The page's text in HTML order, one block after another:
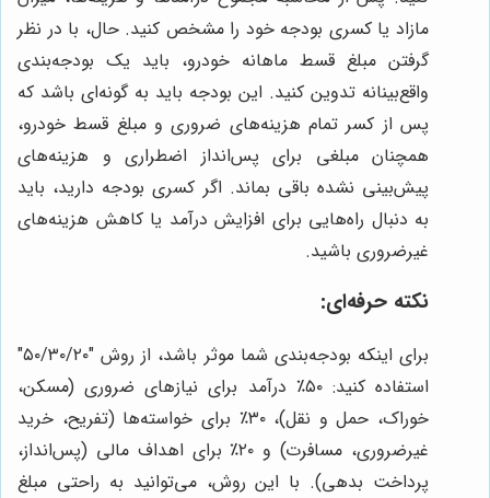
مازاد یا کسری بودجه خود را مشخص کنید. حال، با در نظر
گرفتن مبلغ قسط ماهانه خودرو، باید یک بودجه‌بندی
واقع‌بینانه تدوین کنید. این بودجه باید به گونه‌ای باشد که
پس از کسر تمام هزینه‌های ضروری و مبلغ قسط خودرو،
همچنان مبلغی برای پس‌انداز اضطراری و هزینه‌های
پیش‌بینی نشده باقی بماند. اگر کسری بودجه دارید، باید
به دنبال راه‌هایی برای افزایش درآمد یا کاهش هزینه‌های
غیرضروری باشید.
نکته حرفه‌ای:
برای اینکه بودجه‌بندی شما موثر باشد، از روش "۵۰/۳۰/۲۰"
استفاده کنید: ۵۰٪ درآمد برای نیازهای ضروری (مسکن،
خوراک، حمل و نقل)، ۳۰٪ برای خواسته‌ها (تفریح، خرید
غیرضروری، مسافرت) و ۲۰٪ برای اهداف مالی (پس‌انداز،
پرداخت بدهی). با این روش، می‌توانید به راحتی مبلغ